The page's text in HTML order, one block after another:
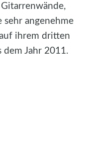
angenehme
ihrem dritten
dem Jahr 2011.